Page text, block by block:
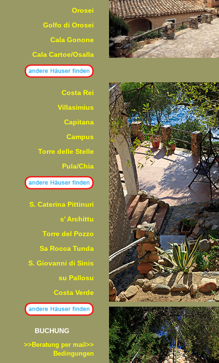
Orosei
Golfo di Orosei
Cala Gonone
Cala Cartoe/Osalla
Costa Rei
Villasimius
Capitana
Campus
Torre delle Stelle
Pula/Chia
S. Caterina Pittinuri
s' Archittu
Torre del Pozzo
Sa Rocca Tunda
S. Giovanni di Sinis
su Pallosu
Costa Verde
BUCHUNG
>>Beratung per mail>>
Bedingungen